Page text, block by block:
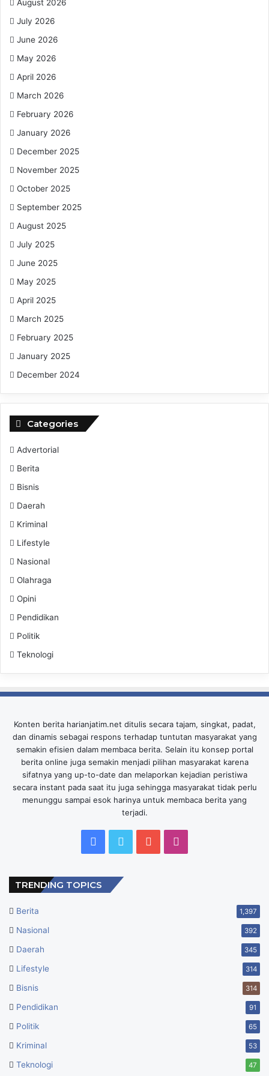
Pemerintah Provinsi Jawa Timur diharapkan dapat segera
menyesuaikan pola kerja baru mulai Juni 2026, sementara
kualitas dan kuantitas pelayanan kepada masyarakat tetap
terjaga sesuai standar yang ditetapkan pemerintah daerah.
WFH ASN Pemprov Jatim Berlanjut Setiap
August 2026
July 2026
June 2026
May 2026
April 2026
March 2026
February 2026
January 2026
December 2025
November 2025
October 2025
September 2025
August 2025
July 2025
June 2025
May 2025
April 2025
March 2025
February 2025
January 2025
December 2024
Categories
Advertorial
Berita
Bisnis
Daerah
Kriminal
Lifestyle
Nasional
Olahraga
Opini
Pendidikan
Politik
Teknologi
Konten berita harianjatim.net ditulis secara tajam, singkat, padat,
dan dinamis sebagai respons terhadap tuntutan masyarakat yang
semakin efisien dalam membaca berita. Selain itu konsep portal
berita online juga semakin menjadi pilihan masyarakat karena
sifatnya yang up-to-date dan melaporkan kejadian peristiwa
secara instant pada saat itu juga sehingga masyarakat tidak perlu
menunggu sampai esok harinya untuk membaca berita yang
terjadi.
Facebook
Twitter YouTube
TRENDING TOPICS
Berita 1,397
Nasional 392
Daerah 345
Lifestyle 314
Bisnis 314
Pendidikan 91
Politik 65
Kriminal 53
Teknologi 47